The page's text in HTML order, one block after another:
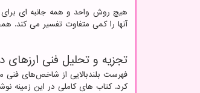
هیچ روش واحد و همه جانبه ای برای
آنها را کمی متفاوت تفسیر می کند. همچنین لازم
تجزیه و تحلیل فنی ارزهای
فهرست بلندبالایی از شاخص‌های فنی
کرد. کتاب های کاملی در این زمینه